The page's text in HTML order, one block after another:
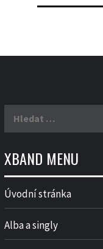
XBAND MENU
Úvodní stránka
Alba a singly